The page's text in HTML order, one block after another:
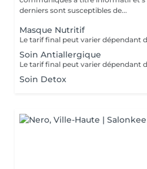
derniers sont susceptibles de...
Masque Nutritif
Soin Antiallergique
Soin Detox